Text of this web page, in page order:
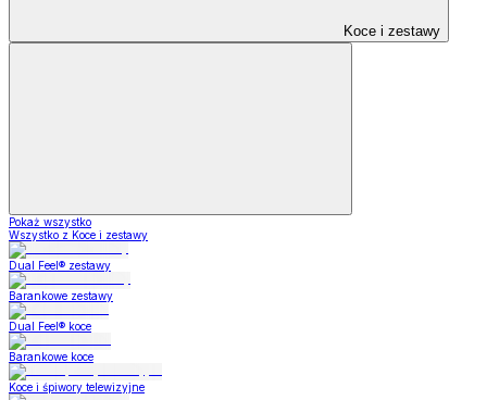
Koce i zestawy
Pokaż wszystko
Wszystko z Koce i zestawy
Dual Feel® zestawy
Barankowe zestawy
Dual Feel® koce
Barankowe koce
Koce i śpiwory telewizyjne